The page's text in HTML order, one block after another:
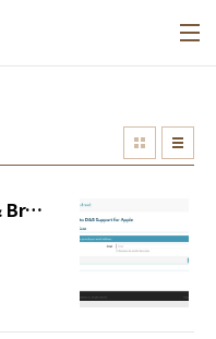
구글 개발자 계정 법인 등록 Dun & Bradstreet 프로필 비즈니스 정보 등록 및 수정